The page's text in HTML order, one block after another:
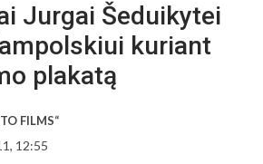
Jurgai Šeduikytei
kuriant
plakatą
FILMS“
12:55